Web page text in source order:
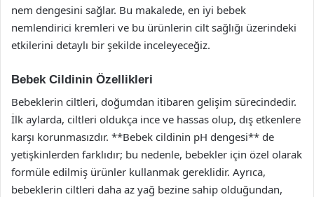
nem dengesini sağlar. Bu makalede, en iyi bebek
nemlendirici kremleri ve bu ürünlerin cilt sağlığı üzerindeki
etkilerini detaylı bir şekilde inceleyeceğiz.
Bebek Cildinin Özellikleri
Bebeklerin ciltleri, doğumdan itibaren gelişim sürecindedir.
İlk aylarda, ciltleri oldukça ince ve hassas olup, dış etkenlere
karşı korunmasızdır. **Bebek cildinin pH dengesi** de
yetişkinlerden farklıdır; bu nedenle, bebekler için özel olarak
formüle edilmiş ürünler kullanmak gereklidir. Ayrıca,
bebeklerin ciltleri daha az yağ bezine sahip olduğundan,